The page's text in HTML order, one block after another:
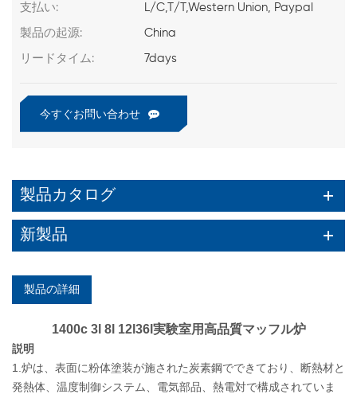
支払い: L/C,T/T,Western Union, Paypal
製品の起源: China
リードタイム: 7days
今すぐお問い合わせ
製品カタログ
新製品
製品の詳細
1400c 3l 8l 12l36l実験室用高品質マッフル炉
説明
1.炉は、表面に粉体塗装が施された炭素鋼でできており、断熱材と
発熱体、温度制御システム、電気部品、熱電対で構成されていま